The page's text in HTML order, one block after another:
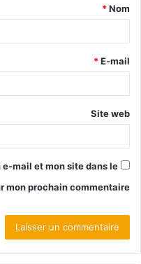
Nom
*
E-mail
*
Site web
mail et mon site dans le
mon prochain commentaire.